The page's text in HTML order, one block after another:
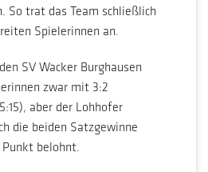
So trat das Team schließlich
Spielerinnen an.
SV Wacker Burghausen
zwar mit 3:2
aber der Lohhofer
die beiden Satzgewinne
belohnt.